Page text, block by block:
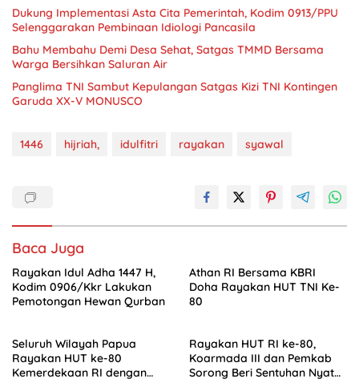
Dukung Implementasi Asta Cita Pemerintah, Kodim 0913/PPU
Selenggarakan Pembinaan Idiologi Pancasila
Bahu Membahu Demi Desa Sehat, Satgas TMMD Bersama
Warga Bersihkan Saluran Air
Panglima TNI Sambut Kepulangan Satgas Kizi TNI Kontingen
Garuda XX-V MONUSCO
1446 hijriah, idulfitri rayakan syawal
Baca Juga
Rayakan Idul Adha 1447 H,
Kodim 0906/Kkr Lakukan
Pemotongan Hewan Qurban
Athan RI Bersama KBRI
Doha Rayakan HUT TNI Ke-
80
Seluruh Wilayah Papua
Rayakan HUT ke-80
Kemerdekaan RI dengan
Rayakan HUT RI ke-80,
Koarmada III dan Pemkab
Sorong Beri Sentuhan Nyata